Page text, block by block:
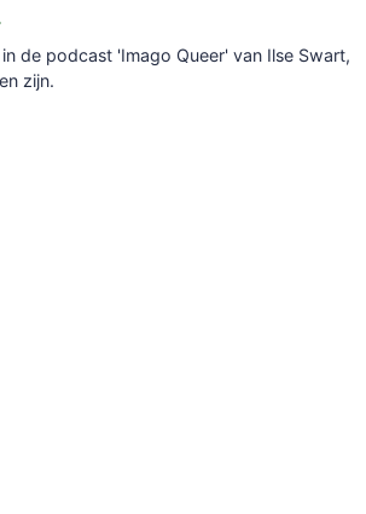
de podcast 'Imago Queer' van Ilse Swart,
zijn.